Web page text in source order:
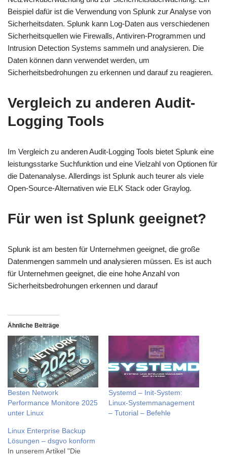
Beispiel dafür ist die Verwendung von Splunk zur Analyse von
Sicherheitsdaten. Splunk kann Log-Daten aus verschiedenen
Sicherheitsquellen wie Firewalls, Antiviren-Programmen und
Intrusion Detection Systems sammeln und analysieren. Die
Daten können dann verwendet werden, um
Sicherheitsbedrohungen zu erkennen und darauf zu reagieren.
Vergleich zu anderen Audit-
Logging Tools
Im Vergleich zu anderen Audit-Logging Tools bietet Splunk eine
leistungsstarke Suchfunktion und eine Vielzahl von Optionen für
die Datenanalyse. Allerdings ist Splunk auch teurer als viele
Open-Source-Alternativen wie ELK Stack oder Graylog.
Für wen ist Splunk geeignet?
Splunk ist am besten für Unternehmen geeignet, die große
Datenmengen sammeln und analysieren müssen. Es ist auch
für Unternehmen geeignet, die eine hohe Anzahl von
Sicherheitsbedrohungen erkennen und darauf
Ähnliche Beiträge
Besten Network
Performance Monitore 2025
unter Linux
Systemd – Init-System:
Linux-Systemmanagement
– Tutorial – Befehle
Linux Enterprise Backup
Lösungen – dsgvo konform
In unserem Artikel "Die